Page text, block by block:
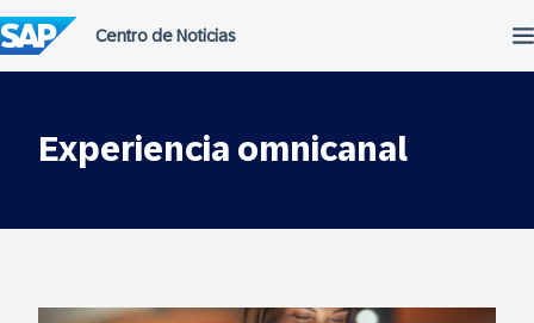
al
contenido
Experiencia omnicanal